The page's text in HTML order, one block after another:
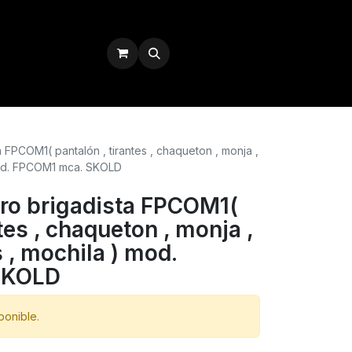
pantalón , tirantes , chaqueton , monja ,
FPCOM1 mca. SKOLD
brigadista FPCOM1(
, chaqueton , monja ,
mochila ) mod.